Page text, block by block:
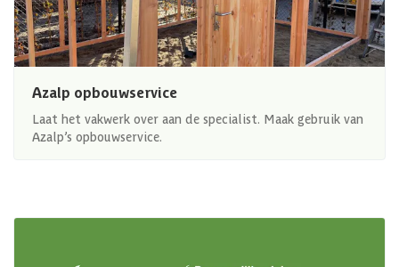
Azalp opbouwservice
Laat het vakwerk over aan de specialist. Maak gebruik van
Azalp’s opbouwservice.